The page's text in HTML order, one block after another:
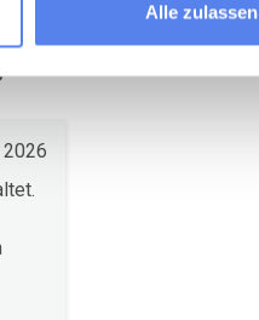
Alle zulassen
2026